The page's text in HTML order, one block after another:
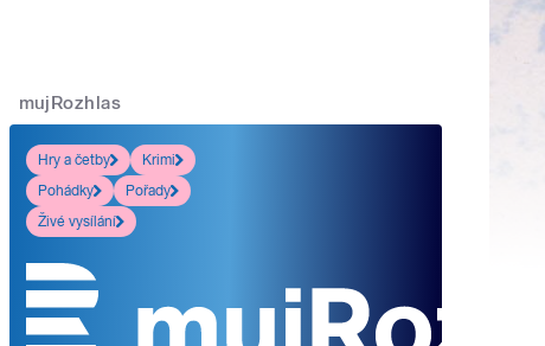
mujRozhlas
Hry a četby
Krimi
Pohádky
Pořady
Živé vysílání